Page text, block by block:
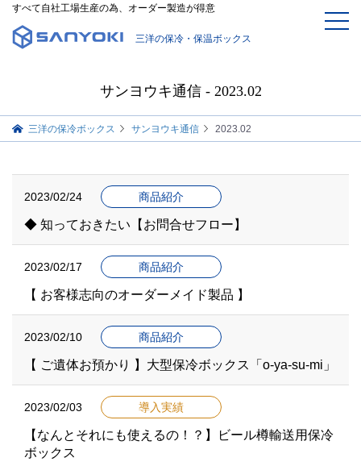
すべて自社工場生産の為、オーダー製造が得意
三洋の保冷・保温ボックス
サンヨウキ通信 - 2023.02
三洋の保冷ボックス サンヨウキ通信 2023.02
2023/02/24 商品紹介
◆ 知っておきたい【お問合せフロー】
2023/02/17 商品紹介
【 お客様志向のオーダーメイド製品 】
2023/02/10 商品紹介
【 ご遺体お預かり 】大型保冷ボックス「o-ya-su-mi」
2023/02/03 導入実績
【なんとそれにも使えるの！？】ビール樽輸送用保冷
ボックス